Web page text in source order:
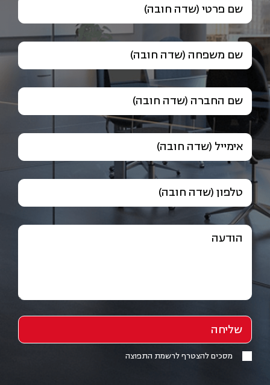
שם פרטי (שדה חובה)
שם משפחה (שדה חובה)
שם החברה (שדה חובה)
אימייל (שדה חובה)
טלפון (שדה חובה)
הודעה
מסכים להצטרף לרשמת התפוצה